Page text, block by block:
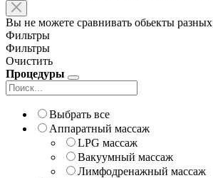
Вы не можете сравнивать обьекты
Фильтры
Фильтры
Очистить
Процедуры
Выбрать все
Аппаратный массаж
LPG массаж
Вакуумный массаж
Лимфодренажный массаж